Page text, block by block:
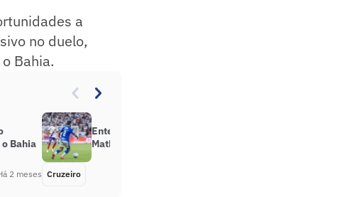
a
no duelo,
Bahia.
Bahia
2 meses
Entenda o que aconteceu com
Matheus Henrique, do Cruzeiro
Cruzeiro